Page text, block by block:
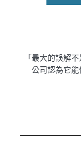
「最大的誤解
公司認為它能